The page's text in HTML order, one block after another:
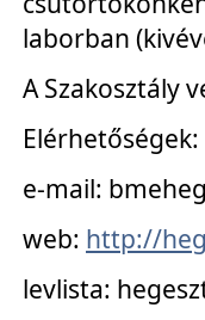
laborban
A Szakosztály
Elérhetőségek:
e-mail:
web: http://
levlista: